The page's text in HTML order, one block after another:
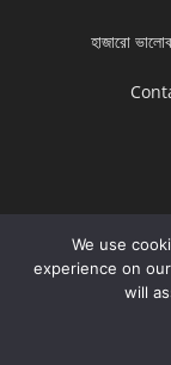
হাজারো
Home
Home – mobile
We use
experience on
will